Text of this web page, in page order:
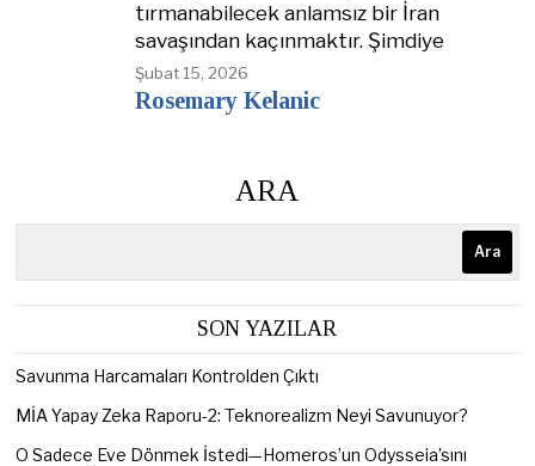
tırmanabilecek anlamsız bir İran
savaşından kaçınmaktır. Şimdiye
Şubat 15, 2026
Rosemary Kelanic
ARA
Ara
SON YAZILAR
Savunma Harcamaları Kontrolden Çıktı
MİA Yapay Zeka Raporu-2: Teknorealizm Neyi Savunuyor?
O Sadece Eve Dönmek İstedi—Homeros’un Odysseia’sını